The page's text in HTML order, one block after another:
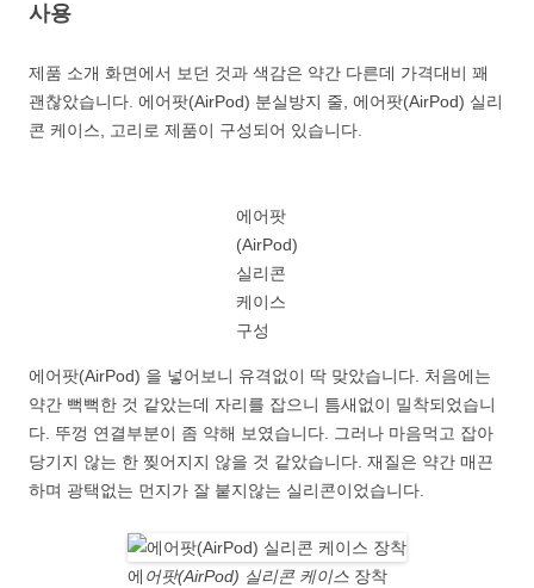
사용
제품 소개 화면에서 보던 것과 색감은 약간 다른데 가격대비 꽤
괜찮았습니다. 에어팟(AirPod) 분실방지 줄, 에어팟(AirPod) 실리
콘 케이스, 고리로 제품이 구성되어 있습니다.
에어팟
(AirPod)
실리콘
케이스
구성
에어팟(AirPod) 을 넣어보니 유격없이 딱 맞았습니다. 처음에는
약간 뻑뻑한 것 같았는데 자리를 잡으니 틈새없이 밀착되었습니
다. 뚜껑 연결부분이 좀 약해 보였습니다. 그러나 마음먹고 잡아
당기지 않는 한 찢어지지 않을 것 같았습니다. 재질은 약간 매끈
하며 광택없는 먼지가 잘 붙지않는 실리콘이었습니다.
에 어팟(AirPod) 실리콘 케이스 장착